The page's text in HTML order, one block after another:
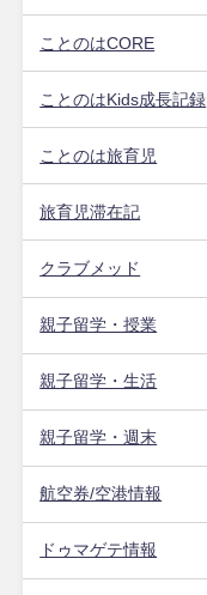
ことのはCORE
ことのはKids成長記録
ことのは旅育児
旅育児滞在記
クラブメッド
親子留学・授業
親子留学・生活
親子留学・週末
航空券/空港情報
ドゥマゲテ情報